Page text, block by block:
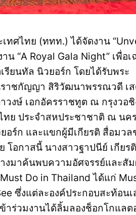
ทศไทย (ททท.) ได้จัดงาน
น “A Royal Gala Night” เพื่อ
ยนทัล นิวยอร์ก โดยได้รับพระ
ชกัญญา สิริวัฒนาพรรณวดี เส
วงษ์ เอกอัครราชทูต ณ กรุงวอ
ทย ประจำสหประชาชาติ ณ นค
อร์ก และแขกผู้มีเกียรติ สื่อมว
โอกาสนี้ นางสาวฐาปนีย์ เกียร
งมาค้นพบความอัศจรรย์และสั
Do in Thailand ได้แก่
ซึ่งแต่ละองค์ประกอบสะท้อน
าร่วมงานได้ลิ้มลองช็อกโกแล